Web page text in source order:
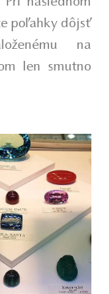
poľahky dôjsť
na
len smutno